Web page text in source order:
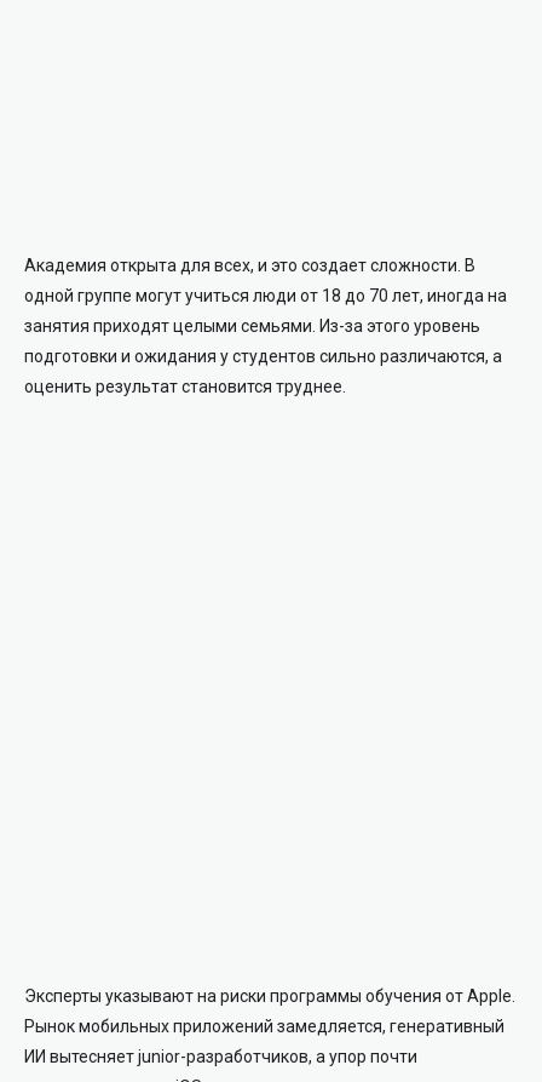
Академия открыта для всех, и это создает сложности. В
одной группе могут учиться люди от 18 до 70 лет, иногда на
занятия приходят целыми семьями. Из-за этого уровень
подготовки и ожидания у студентов сильно различаются, а
оценить результат становится труднее.
Эксперты указывают на риски программы обучения от Apple.
Рынок мобильных приложений замедляется, генеративный
ИИ вытесняет junior-разработчиков, а упор почти